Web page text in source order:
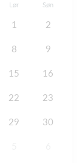
Lør Søn
1 2
8 9
15 16
22 23
29 30